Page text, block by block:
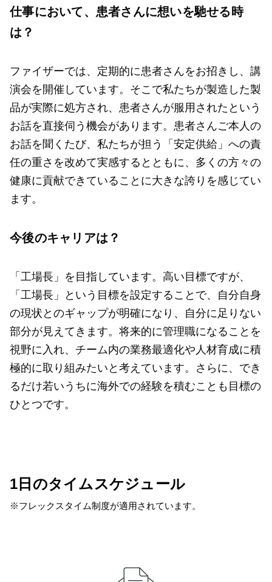
仕事において、患者さんに想いを馳せる時
は？
ファイザーでは、定期的に患者さんをお招きし、講
演会を開催しています。そこで私たちが製造した製
品が実際に処方され、患者さんが服用されたという
お話を直接伺う機会があります。患者さんご本人の
お話を聞くたび、私たちが担う「安定供給」への責
任の重さを改めて実感するとともに、多くの方々の
健康に貢献できていることに大きな誇りを感じてい
ます。
今後のキャリアは？
「工場長」を目指しています。高い目標ですが、
「工場長」という目標を設定することで、自分自身
の現状とのギャップが明確になり、自分に足りない
部分が見えてきます。将来的に管理職になることを
視野に入れ、チーム内の業務最適化や人材育成に積
極的に取り組みたいと考えています。さらに、でき
るだけ若いうちに海外での経験を積むことも目標の
ひとつです。
1日のタイムスケジュール
※フレックスタイム制度が適用されています。